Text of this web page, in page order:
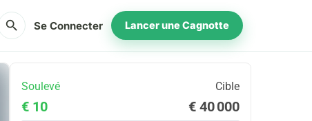
search Se Connecter Lancer une Cagnotte
Soulevé Cible
€ 10 € 40 000